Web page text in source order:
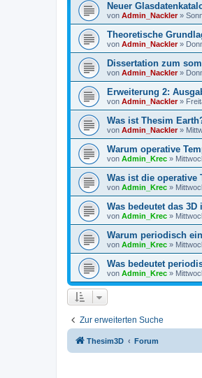
Neuer
von Admin_Nackler»
Theoretische
von Admin_Nackler»
Dissertation zum
von Admin_Nackler»
Erweiterung 2:
von Admin_Nackler»
Was ist Thesim
von Admin_Nackler»
Warum operative
von Admin_Krec »
Was ist die operative
von Admin_Krec »
Was bedeutet das
von Admin_Krec »
Warum periodisch
von Admin_Krec »
Was bedeutet
von Admin_Krec »
Zur erweiterten Suche
Thesim3D Forum